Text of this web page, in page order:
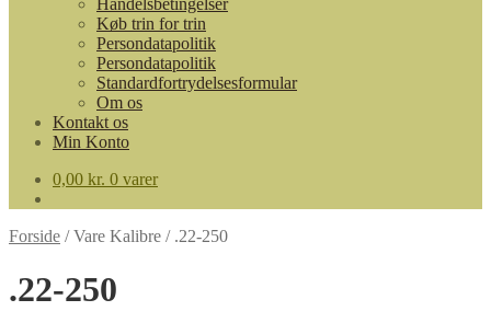
Handelsbetingelser
Køb trin for trin
Persondatapolitik
Persondatapolitik
Standardfortrydelsesformular
Om os
Kontakt os
Min Konto
0,00 kr. 0 varer
Forside /Vare Kalibre / .22-250
.22-250